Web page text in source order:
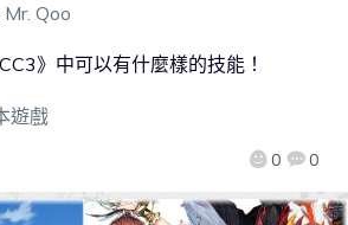
Mr. Qoo
0 0
》中可以有什麼樣的技能！
遊戲